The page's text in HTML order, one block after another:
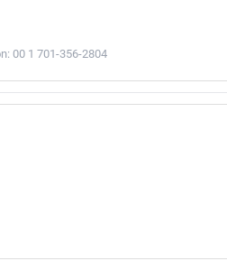
00 1 701-356-2804